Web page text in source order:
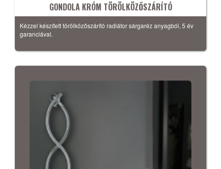
GONDOLA KRÓM TÖRÖLKÖZŐSZÁRÍTÓ
Kézzel készített törölközőszárító radiátor sárgaréz anyagból, 5 év
garanciával.